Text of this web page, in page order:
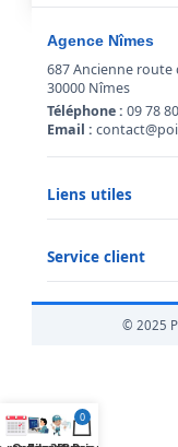
Agence Nîmes
687 Ancienne route
30000 Nîmes
Téléphone : 09 78
Email :
Liens utiles
Conditions
Mentions légales
Service client
Informations© 2025
0